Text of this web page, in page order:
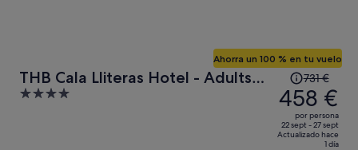
THB Cala Lliteras Hotel - Adults
Only
4
Ahorra un 100 % en tu vuelo
precio
era
de
731 €,
731 €
458 €
por persona
22 sept - 27 sept
Actualizado hace
1 día